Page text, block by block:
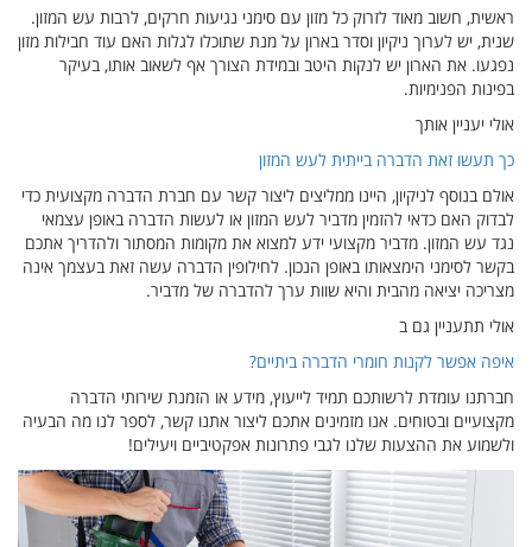
ראשית, חשוב מאוד לזרוק כל מזון עם סימני נגיעות חרקים, לרבות עש המזון.
שנית, יש לערוך ניקיון וסדר בארון על מנת שתוכלו לגלות האם עוד חבילות מזון
נפגעו. את הארון יש לנקות היטב ובמידת הצורך אף לשאוב אותו, בעיקר
בפינות הפנימיות.
אולי יעניין אותך
כך תעשו זאת הדברה בייתית לעש המזון
אולם בנוסף לניקיון, היינו ממליצים ליצור קשר עם חברת הדברה מקצועית כדי
לבדוק האם כדאי להזמין מדביר לעש המזון או לעשות הדברה באופן עצמאי
נגד עש המזון. מדביר מקצועי ידע למצוא את מקומות המסתור ולהדריך אתכם
בקשר לסימני הימצאותו באופן הנכון. לחילופין הדברה עשה זאת בעצמך אינה
מצריכה יציאה מהבית והיא שוות ערך להדברה של מדביר.
אולי תתעניין גם ב
איפה אפשר לקנות חומרי הדברה ביתיים?
חברתנו עומדת לרשותכם תמיד לייעוץ, מידע או הזמנת שירותי הדברה
מקצועיים ובטוחים. אנו מזמינים אתכם ליצור אתנו קשר, לספר לנו מה הבעיה
ולשמוע את ההצעות שלנו לגבי פתרונות אפקטיביים ויעילים!